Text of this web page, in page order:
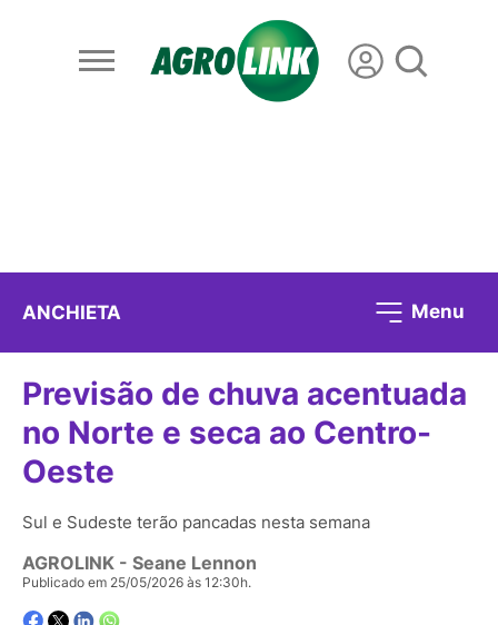
ANCHIETA Menu
Previsão de chuva acentuada
no Norte e seca ao Centro-
Oeste
Sul e Sudeste terão pancadas nesta semana
AGROLINK - Seane Lennon
Publicado em 25/05/2026 às 12:30h.